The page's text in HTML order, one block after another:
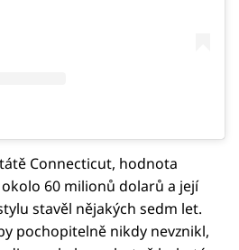
Connecticut, hodnota
60 milionů dolarů a její
stavěl nějakých sedm let.
pochopitelně nikdy nevznikl,